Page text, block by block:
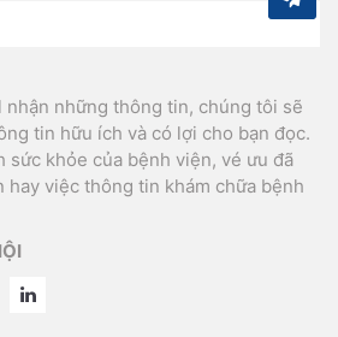
nhận những thông tin, chúng tôi sẽ
tin hữu ích và có lợi cho bạn đọc.
sức khỏe của bệnh viện, vé ưu đã
hay việc thông tin khám chữa bệnh